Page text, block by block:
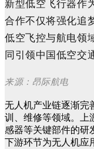
新型低空飞行器作
合作不仅将强化追
低空飞控与航电领
同引领中国低空交
来源：昂际航电
无人机产业链逐渐完
训、维修等领域。上
感器等关键部件的研
下游环节为无人机